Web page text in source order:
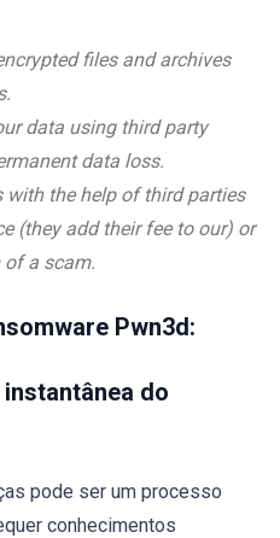
files and archives
data using third party
data loss.
with the help of third parties
(they add their fee to our) or
of a scam.
Pwn3d:
do
pode ser um processo
conhecimentos